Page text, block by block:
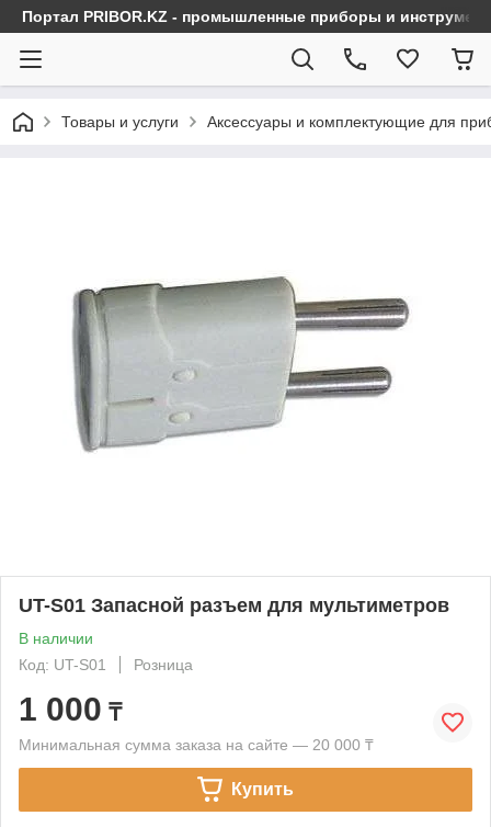
Портал PRIBOR.KZ - промышленные приборы и
Товары и услуги Аксессуары и комплектующие для
UT-S01 Запасной разъем для мультиметров
В наличии
Код: UT-S01
Розница
1 000 ₸
Минимальная сумма заказа на сайте — 20 000 ₸
Купить